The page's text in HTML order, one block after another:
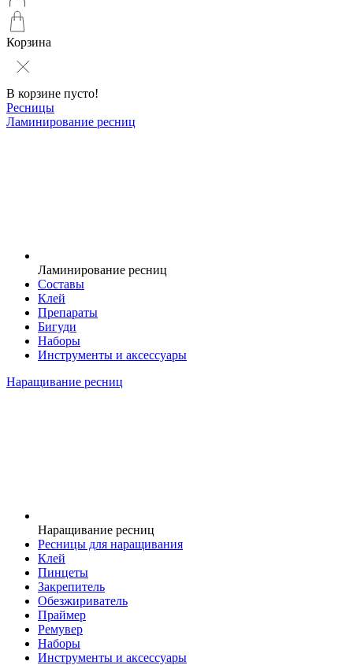
Корзина
В корзине пусто!
Ресницы
Ламинирование ресниц
Ламинирование ресниц
Составы
Клей
Препараты
Бигуди
Наборы
Инструменты и аксессуары
Наращивание ресниц
Наращивание ресниц
Ресницы для наращивания
Клей
Пинцеты
Закрепитель
Обезжириватель
Праймер
Ремувер
Наборы
Инструменты и аксессуары